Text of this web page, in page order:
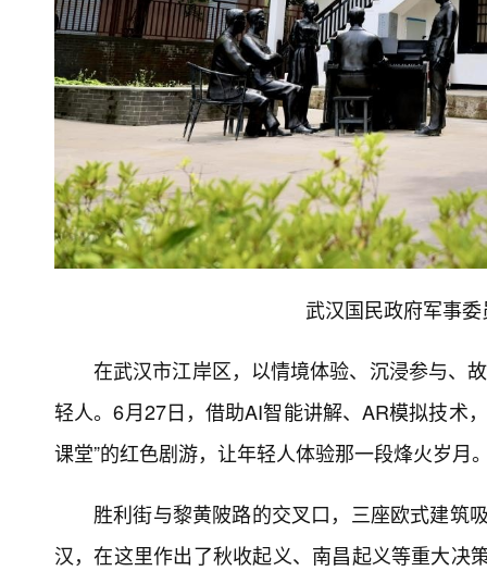
武汉国民政府军事
在武汉市江岸区，以情境体验、沉浸参与、
轻人。6月27日，借助AI智能讲解、AR模拟技术
课堂”的红色剧游，让年轻人体验那一段烽火岁月
胜利街与黎黄陂路的交叉口，三座欧式建筑
汉，在这里作出了秋收起义、南昌起义等重大决